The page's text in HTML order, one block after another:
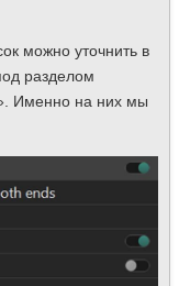
можно уточнить в
разделом
Именно на них мы